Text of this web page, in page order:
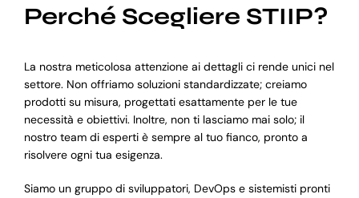
Perché Scegliere STIIP?
La nostra meticolosa attenzione ai dettagli ci rende unici nel
settore. Non offriamo soluzioni standardizzate; creiamo
prodotti su misura, progettati esattamente per le tue
necessità e obiettivi. Inoltre, non ti lasciamo mai solo; il
nostro team di esperti è sempre al tuo fianco, pronto a
risolvere ogni tua esigenza.
Siamo un gruppo di sviluppatori, DevOps e sistemisti pronti